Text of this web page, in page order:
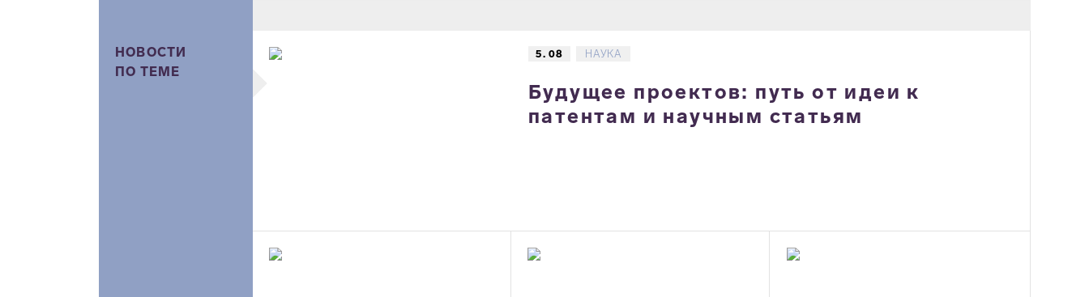
НОВОСТИ
ПО ТЕМЕ
5. 08 НАУКА
Будущее проектов: путь от идеи к
патентам и научным статьям